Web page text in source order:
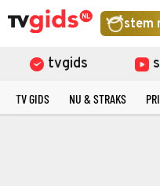
stem
tvgids
TV GIDS NU & STRAKS